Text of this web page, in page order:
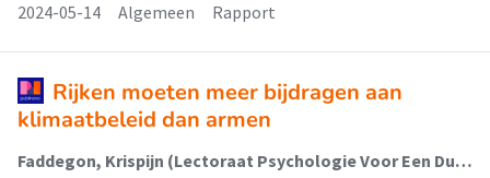
2024-05-14
Algemeen Rapport
Rijken moeten meer bijdragen aan
klimaatbeleid dan armen
Faddegon, Krispijn (Lectoraat Psychologie Voor Een Duurzame Stad); Renes, Reint Jan (Lectoraat Psychologie Voor Een Duurzame Stad)